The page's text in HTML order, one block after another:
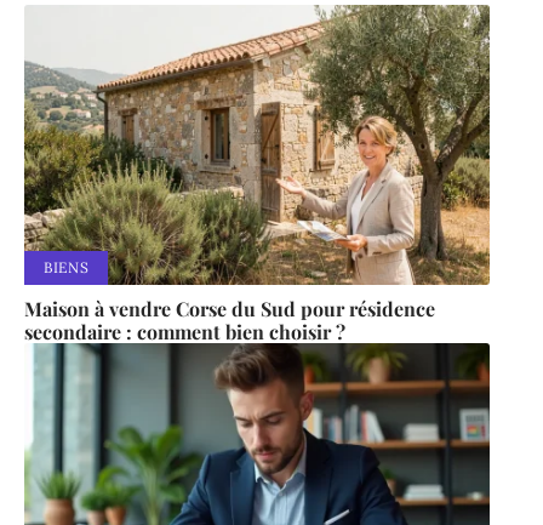
BIENS
Maison à vendre Corse du Sud pour résidence
secondaire : comment bien choisir ?